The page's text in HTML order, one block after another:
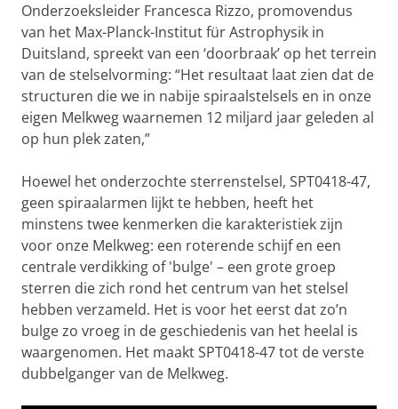
Onderzoeksleider Francesca Rizzo, promovendus
van het Max-Planck-Institut für Astrophysik in
Duitsland, spreekt van een ‘doorbraak’ op het terrein
van de stelselvorming: “Het resultaat laat zien dat de
structuren die we in nabije spiraalstelsels en in onze
eigen Melkweg waarnemen 12 miljard jaar geleden al
op hun plek zaten,”
Hoewel het onderzochte sterrenstelsel, SPT0418-47,
geen spiraalarmen lijkt te hebben, heeft het
minstens twee kenmerken die karakteristiek zijn
voor onze Melkweg: een roterende schijf en een
centrale verdikking of 'bulge' – een grote groep
sterren die zich rond het centrum van het stelsel
hebben verzameld. Het is voor het eerst dat zo’n
bulge zo vroeg in de geschiedenis van het heelal is
waargenomen. Het maakt SPT0418-47 tot de verste
dubbelganger van de Melkweg.